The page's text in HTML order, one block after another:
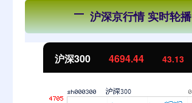
沪深京行情 实时轮播
沪深300 4694.44 43.13